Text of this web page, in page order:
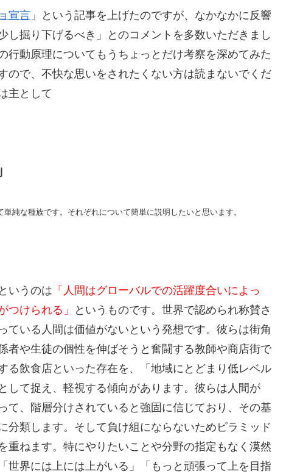
宣言」という記事を上げたのですが、なかなかに反響
し掘り下げるべき」とのコメントを多数いただきまし
行動原理についてもうちょっとだけ考察を深めてみた
ので、不快な思いをされたくない方は読まないでくだ
主として
純な種族です。それぞれについて簡単に説明したいと思います。
というのは 「人間はグローバルでの活躍度合いによっ
つけられる」
というものです。世界で認められ称賛さ
ている人間は価値がないという発想です。彼らは街角
者や生徒の個性を伸ばそうと奮闘する教師や商店街で
る飲食店といった存在を、「地域にとどまり低レベル
して捉え、軽視する傾向があります。彼らは人間が
て、階層分けされていると強固に信じており、その基
分類します。そして負け組にならないためピラミッド
重ねます。特にやりたいことや分野の指定もなく漠然
世界には上には上がいる」「もっと頑張って上を目指